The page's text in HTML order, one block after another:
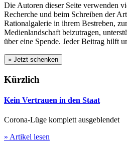
Die Autoren dieser Seite verwenden
Recherche und beim Schreiben der
Rationalgalerie in ihrem Bestreben,
Medienlandschaft beizutragen,
über eine Spende. Jeder Beitrag hilft
Kürzlich
Kein Vertrauen in den Staat
Corona-Lüge komplett ausgeblendet
» Artikel lesen